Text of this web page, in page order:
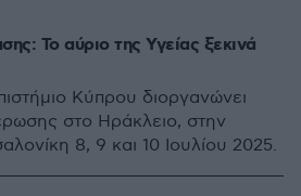
Το αύριο της Υγείας ξεκινά
Κύπρου διοργανώνει
στο Ηράκλειο, στην
8, 9 και 10 Ιουλίου 2025.